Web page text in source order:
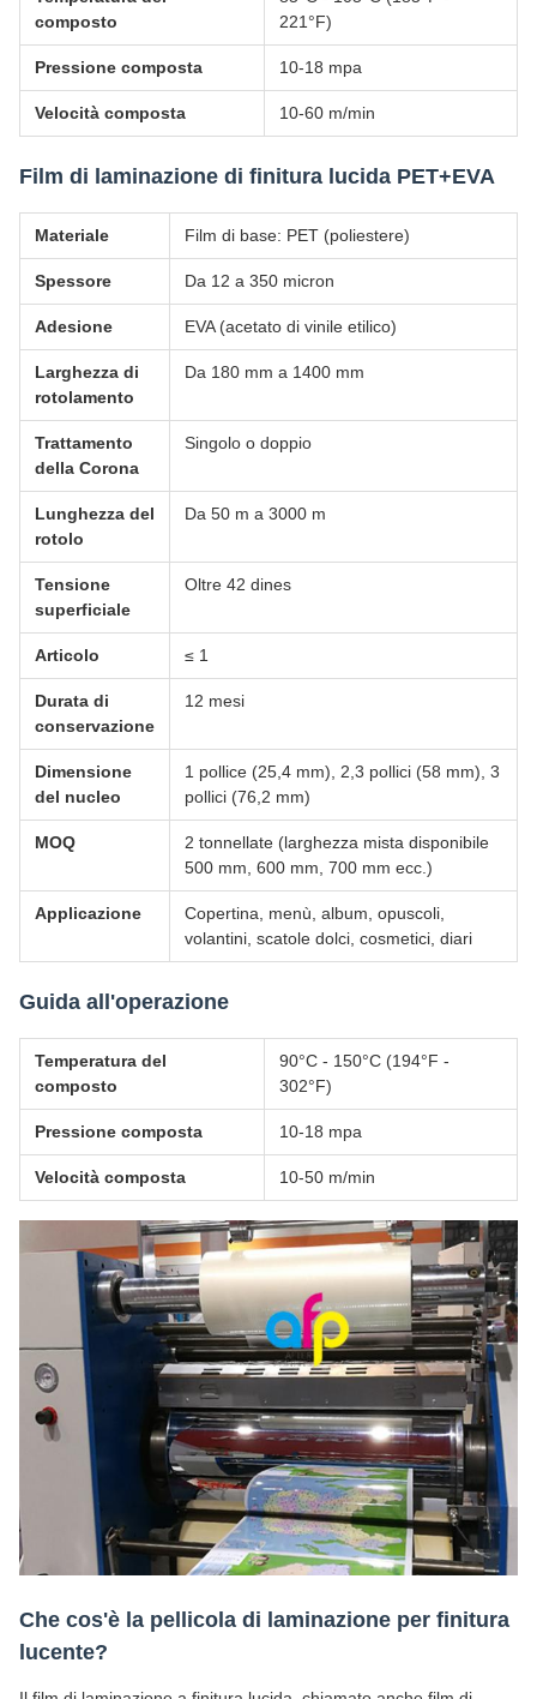
composto
221°F)
Pressione composta 10-18 mpa
Velocità composta 10-60 m/min
Film di laminazione di finitura lucida PET+EVA
Materiale Film di base: PET (poliestere)
Spessore Da 12 a 350 micron
Adesione EVA (acetato di vinile etilico)
Larghezza di
rotolamento
Da 180 mm a 1400 mm
Trattamento
della Corona
Singolo o doppio
Lunghezza del
rotolo
Da 50 m a 3000 m
Tensione
superficiale
Oltre 42 dines
Articolo ≤ 1
Durata di
conservazione
12 mesi
Dimensione
del nucleo
1 pollice (25,4 mm), 2,3 pollici (58 mm), 3
pollici (76,2 mm)
MOQ
2 tonnellate (larghezza mista disponibile
500 mm, 600 mm, 700 mm ecc.)
Applicazione
Copertina, menù, album, opuscoli,
volantini, scatole dolci, cosmetici, diari
Guida all'operazione
Temperatura del
composto
90°C - 150°C (194°F -
302°F)
Pressione composta 10-18 mpa
Velocità composta 10-50 m/min
Che cos'è la pellicola di laminazione per finitura
lucente?